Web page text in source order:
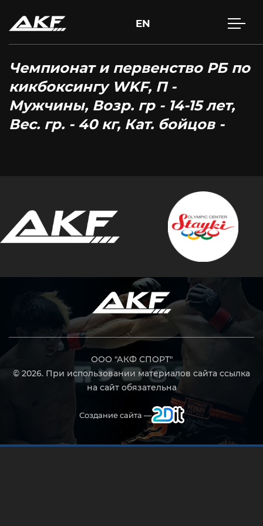
EN
Чемпионат и первенство РБ по
кикбоксингу WKF, П -
Мужчины, Возр. гр - 14-15 лет,
Вес. гр. - 40 кг, Кат. бойцов -
ООО "АКФ СПОРТ"
© 2026. При использовании материалов сайта ссылка
на сайт обязательна
Создание сайта —